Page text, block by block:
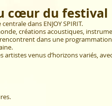
cœur du festival
dans ENJOY SPIRIT.
créations acoustiques,
dans une
artistes venus d’horizons variés,